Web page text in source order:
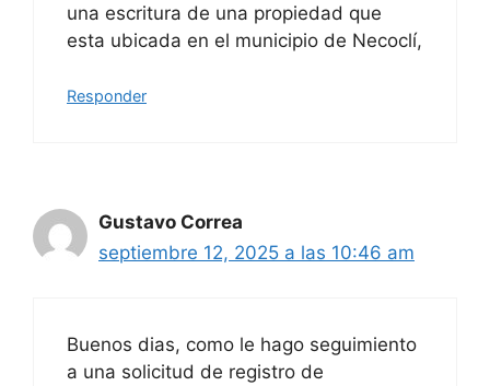
una escritura de una propiedad que
esta ubicada en el municipio de Necoclí,
Responder
Gustavo Correa
septiembre 12, 2025 a las 10:46 am
Buenos dias, como le hago seguimiento
a una solicitud de registro de